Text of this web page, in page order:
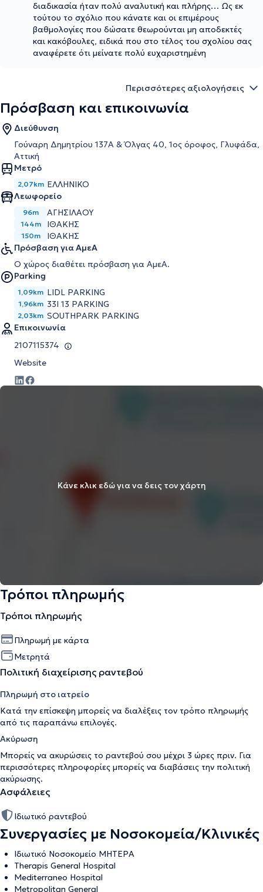
διαδικασία ήταν πολύ αναλυτική και πλήρης… Ως εκ
τούτου το σχόλιο που κάνατε και οι επιμέρους
βαθμολογίες που δώσατε θεωρούνται μη αποδεκτές
και κακόβουλες, ειδικά που στο τέλος του σχολίου σας
αναφέρετε ότι μείνατε πολύ ευχαριστημένη
Περισσότερες αξιολογήσεις
Πρόσβαση και επικοινωνία
Διεύθυνση
Γούναρη Δημητρίου 137Α & Όλγας 40, 1ος όροφος, Γλυφάδα,
Αττική
Μετρό
2,07km ΕΛΛΗΝΙΚΟ
Λεωφορείο
96m ΑΓΗΣΙΛΑΟΥ
144m ΙΘΑΚΗΣ
150m
ΙΘΑΚΗΣ
Πρόσβαση για ΑμεΑ
Ο χώρος διαθέτει πρόσβαση για ΑμεΑ.
Parking
1,09km LIDL PARKING
1,96km 33I 13 PARKING
2,03km SOUTHPARK PARKING
Επικοινωνία
2107115374
Website
Κάνε κλικ εδώ για να δεις τον χάρτη
Τρόποι πληρωμής
Τρόποι πληρωμής
Πληρωμή με κάρτα
Μετρητά
Πολιτική διαχείρισης ραντεβού
Πληρωμή στο ιατρείο
Κατά την επίσκεψη μπορείς να διαλέξεις τον τρόπο πληρωμής
από τις παραπάνω επιλογές.
Ακύρωση
Μπορείς να ακυρώσεις το ραντεβού σου μέχρι 3 ώρες πριν. Για
περισσότερες πληροφορίες μπορείς να διαβάσεις την πολιτική
ακύρωσης.
Ασφάλειες
Ιδιωτικό ραντεβού
Συνεργασίες με Νοσοκομεία/Κλινικές
Ιδιωτικό Νοσοκομείο ΜΗΤΕΡΑ
Therapis General Hospital
Mediterraneo Hospital
Metropolitan General